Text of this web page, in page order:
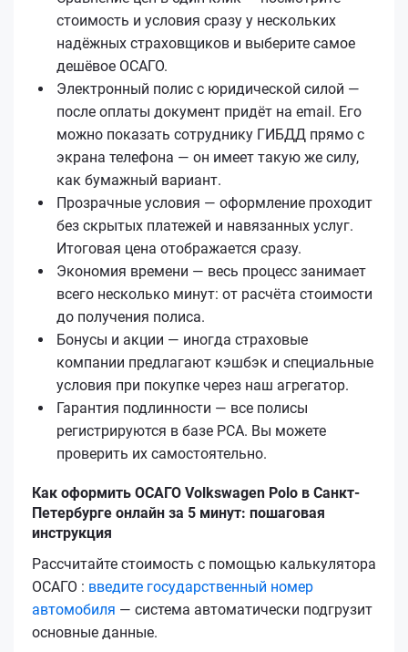
стоимость и условия сразу у нескольких
надёжных страховщиков и выберите самое
дешёвое ОСАГО.
Электронный полис с юридической силой —
после оплаты документ придёт на email. Его
можно показать сотруднику ГИБДД прямо с
экрана телефона — он имеет такую же силу,
как бумажный вариант.
Прозрачные условия — оформление проходит
без скрытых платежей и навязанных услуг.
Итоговая цена отображается сразу.
Экономия времени — весь процесс занимает
всего несколько минут: от расчёта стоимости
до получения полиса.
Бонусы и акции — иногда страховые
компании предлагают кэшбэк и специальные
условия при покупке через наш агрегатор.
Гарантия подлинности — все полисы
регистрируются в базе РСА. Вы можете
проверить их самостоятельно.
Как оформить ОСАГО Volkswagen Polo в Санкт-
Петербурге онлайн за 5 минут: пошаговая
инструкция
Рассчитайте стоимость с помощью калькулятора
ОСАГО : введите государственный номер
автомобиля — система автоматически подгрузит
основные данные.